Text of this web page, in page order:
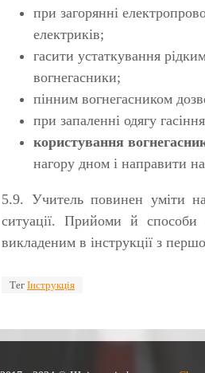
при загорянні
електриків;
гасити устаткування
вогнегасники;
пінним вогнегасником
при запаленні одягу
користування
нагору дном і направити
5.9. Учитель повинен уміти
ситуації. Прийоми й способи
викладеним в інструкції з
Тег Інструкція